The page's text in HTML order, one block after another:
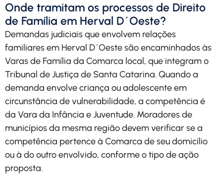
Onde tramitam os processos de Direito
de Família em Herval D´Oeste?
Demandas judiciais que envolvem relações
familiares em Herval D´Oeste são encaminhados às
Varas de Família da Comarca local, que integram o
Tribunal de Justiça de Santa Catarina. Quando a
demanda envolve criança ou adolescente em
circunstância de vulnerabilidade, a competência é
da Vara da Infância e Juventude. Moradores de
municípios da mesma região devem verificar se a
competência pertence à Comarca de seu domicílio
ou à do outro envolvido, conforme o tipo de ação
proposta.